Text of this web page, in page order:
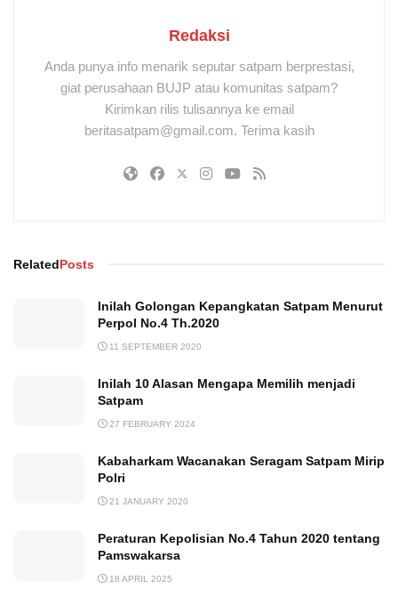
Redaksi
Anda punya info menarik seputar satpam berprestasi,
giat perusahaan BUJP atau komunitas satpam?
Kirimkan rilis tulisannya ke email
beritasatpam@gmail.com. Terima kasih
RelatedPosts
Inilah Golongan Kepangkatan Satpam Menurut
Perpol No.4 Th.2020
11 SEPTEMBER 2020
Inilah 10 Alasan Mengapa Memilih menjadi
Satpam
27 FEBRUARY 2024
Kabaharkam Wacanakan Seragam Satpam Mirip
Polri
21 JANUARY 2020
Peraturan Kepolisian No.4 Tahun 2020 tentang
Pamswakarsa
18 APRIL 2025